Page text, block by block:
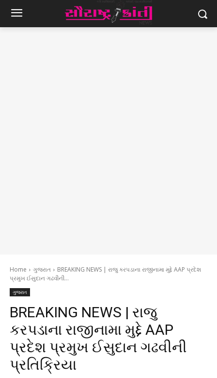
Home ગુજરાત
BREAKING NEWS | રાજુ કરપડાના રાજીનામા મુદ્દે AAP પ્રદેશ
પ્રમુખ ઈસુદાન ગઢવીની...
ગુજરાત
BREAKING NEWS | રાજુ
કરપડાના રાજીનામા મુદ્દે AAP
પ્રદેશ પ્રમુખ ઈસુદાન ગઢવીની
પ્રતિક્રિયા